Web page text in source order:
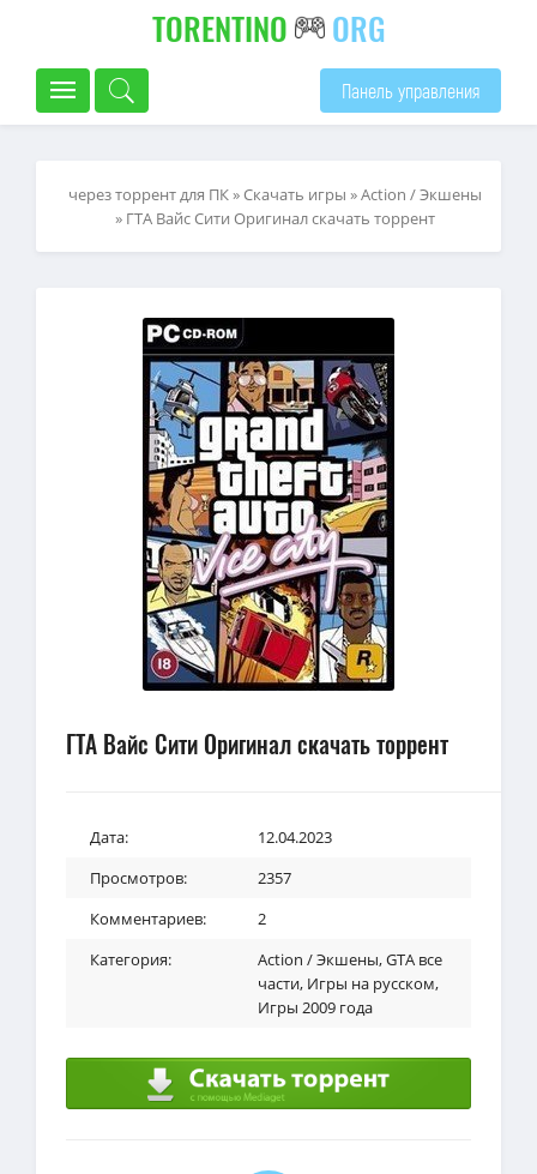
TORENTINO ORG
Панель управления
через торрент для ПК»Скачать игры »Action / Экшены
» ГТА Вайс Сити Оригинал скачать торрент
ГТА Вайс Сити Оригинал скачать торрент
Дата:
12.04.2023
Просмотров:
2357
Комментариев:
2
Категория:
Action / Экшены,GTA все
части, Игры на русском,
Игры 2009 года